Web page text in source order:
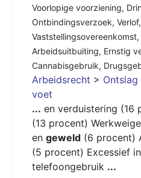
Voorlopige voorziening,
Ontbindingsverzoek, Verlof,
Vaststellingsovereenkomst,
Arbeidsuitbuiting, Ernstig
Cannabisgebruik,
Arbeidsrecht > Ontslag
voet
... en verduistering (16
(13 procent)
en geweld (6 procent)
(5 procent) Excessief
telefoongebruik ...